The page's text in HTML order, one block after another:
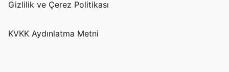
Gizlilik ve Çerez Politikası
KVKK Aydınlatma Metni